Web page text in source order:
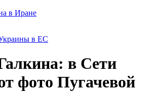
в Иране
в ЕС
в Сети
фото Пугачевой